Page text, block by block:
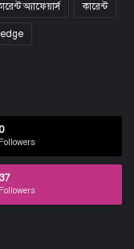
অ্যাফেয়ার্স কারেন্ট
Followers
37
Followers